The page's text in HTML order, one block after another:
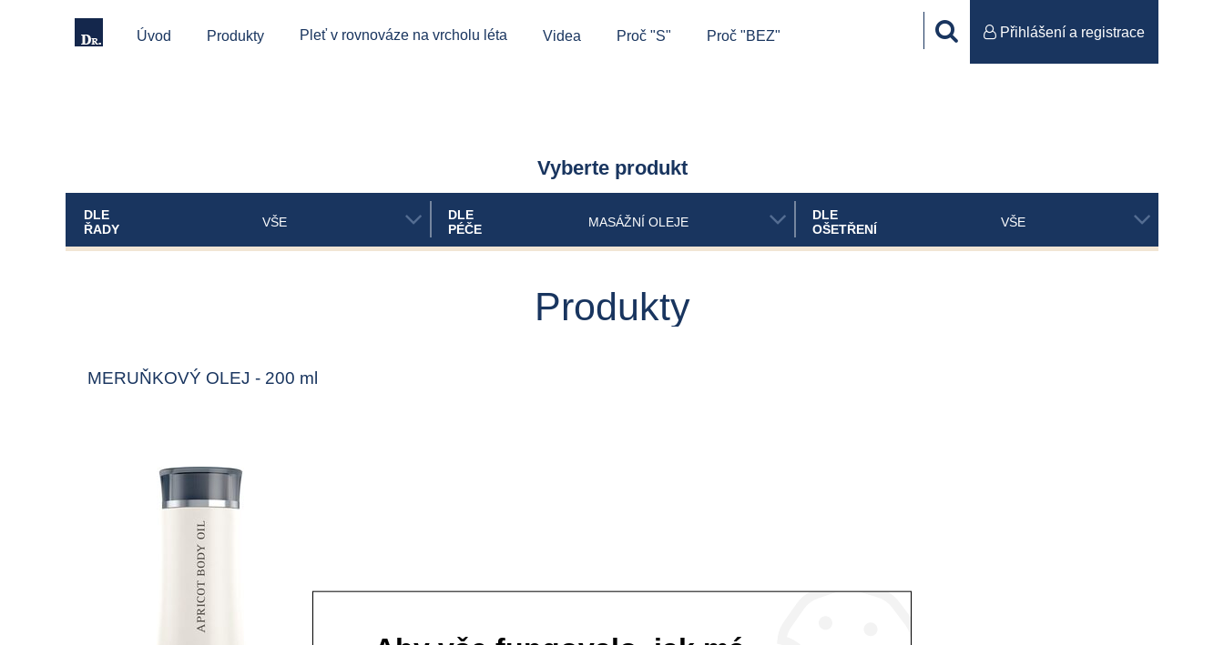
Úvod Produkty Pleť v rovnováze na vrcholu léta Videa Proč "S" Proč "BEZ" Přihlášení a registrace
Vyberte produkt
DLE
ŘADY
VŠE
DLE
PÉČE
MASÁŽNÍ OLEJE
DLE
OŠETŘENÍ
VŠE
Produkty
MERUŇKOVÝ OLEJ - 200 ml